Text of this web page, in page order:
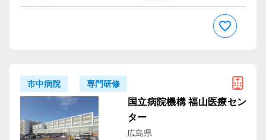
市中病院 専門研修
国立病院機構 福山医療セン
ター
広島県